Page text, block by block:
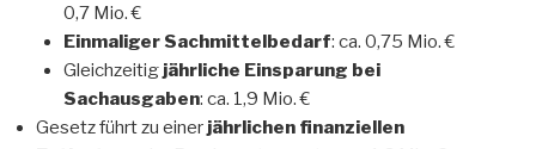
0,7 Mio. €
Einmaliger Sachmittelbedarf: ca. 0,75 Mio. €
Gleichzeitigjährliche Einsparung bei
Sachausgaben: ca. 1,9 Mio. €
Gesetz führt zu einerjährlichen finanziellen